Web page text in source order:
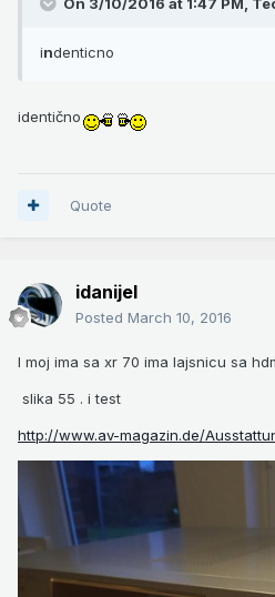
indenticno
identično
Quote
idanijel
Posted March 10, 2016
I moj ima sa xr 70 ima lajsnicu sa
slika 55 . i test
http://www.av-magazin.de/